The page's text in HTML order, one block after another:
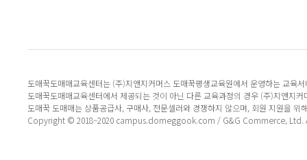
도매꾹도매매교육센터는 (주)지앤지커머스 도매꾹평생교육원에서 운영하는 교육
도매꾹도매매교육센터에서 제공되는 것이 아닌 다른 교육과정의 경우 (주)지앤지
도매꾹 도매매는 상품공급사, 구매사, 전문셀러와 경쟁하지 않으며, 회원 지원을 위
Copyright © 2018~2020 campus.domeggook.com / G&G Commerce, Ltd.